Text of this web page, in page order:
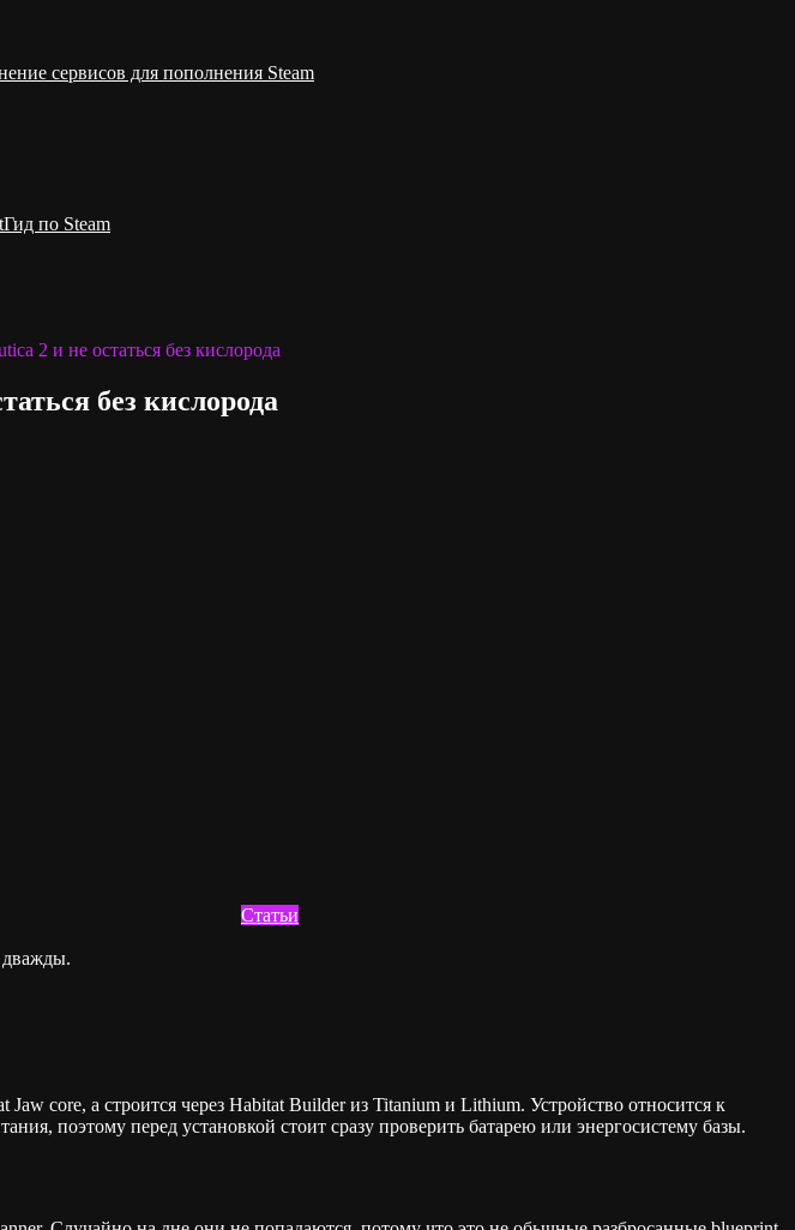
сервисов для пополнения Steam
Гид по Steam
2 и не остаться без кислорода
без кислорода
Статьи
дважды.
core, а строится через Habitat Builder из Titanium и Lithium. Устройство относится к
поэтому перед установкой стоит сразу проверить батарею или энергосистему базы.